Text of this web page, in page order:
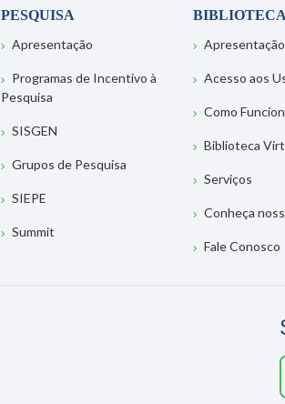
PESQUISA
Apresentação
Programas de Incentivo à
Pesquisa
SISGEN
Grupos de Pesquisa
SIEPE
Summit
BIBLIOTECA
Apresentação
Acesso aos
Como
Biblioteca
Serviços
Conheça
Fale Conosco